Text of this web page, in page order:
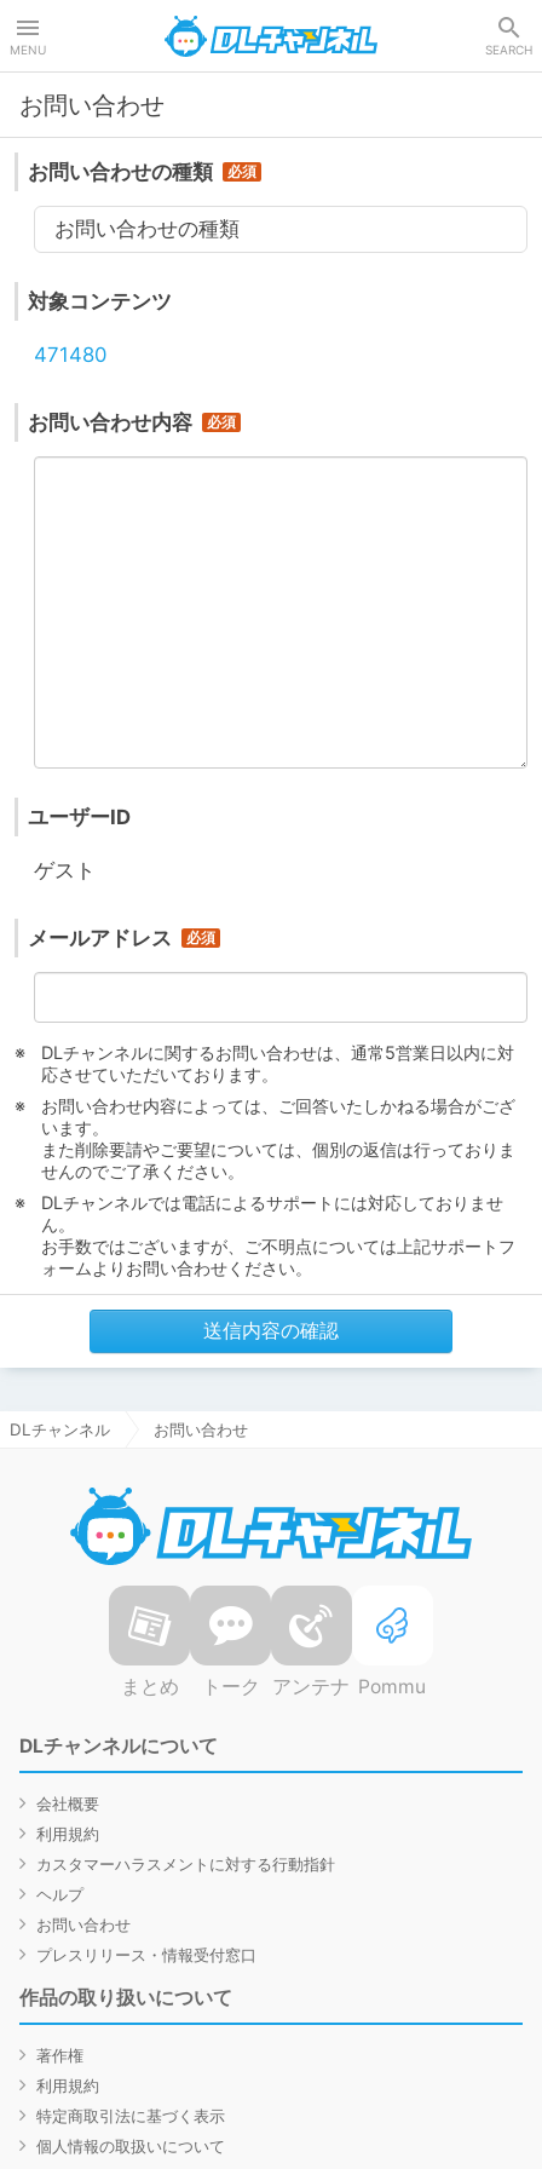
MENU SEARCH
お問い合わせ
お問い合わせの種類
お問い合わせの種類
対象コンテンツ
471480
お問い合わせ内容
ユーザーID
ゲスト
メールアドレス
DLチャンネルに関するお問い合わせは、通常5営業日以内に対
応させていただいております。
お問い合わせ内容によっては、ご回答いたしかねる場合がござ
います。
また削除要請やご要望については、個別の返信は行っておりま
せんのでご了承ください。
DLチャンネルでは電話によるサポートには対応しておりませ
ん。
お手数ではございますが、ご不明点については上記サポートフ
ォームよりお問い合わせください。
送信内容の確認
DLチャンネル お問い合わせ
まとめ トーク アンテナ Pommu
DLチャンネルについて
会社概要
利用規約
カスタマーハラスメントに対する行動指針
ヘルプ
お問い合わせ
プレスリリース・情報受付窓口
作品の取り扱いについて
著作権
利用規約
特定商取引法に基づく表示
個人情報の取扱いについて